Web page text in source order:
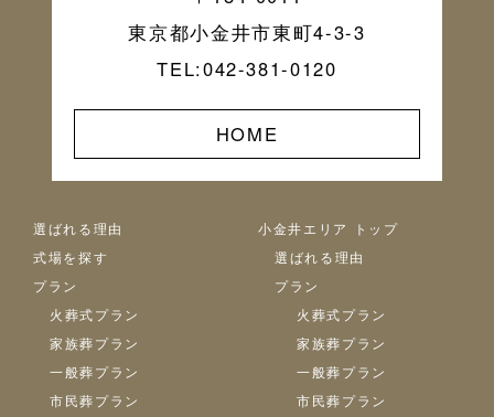
東京都小金井市東町4-3-3
TEL:042-381-0120
HOME
選ばれる理由
式場を探す
プラン
火葬式プラン
家族葬プラン
一般葬プラン
市民葬プラン
小金井エリア トップ
選ばれる理由
プラン
火葬式プラン
家族葬プラン
一般葬プラン
市民葬プラン